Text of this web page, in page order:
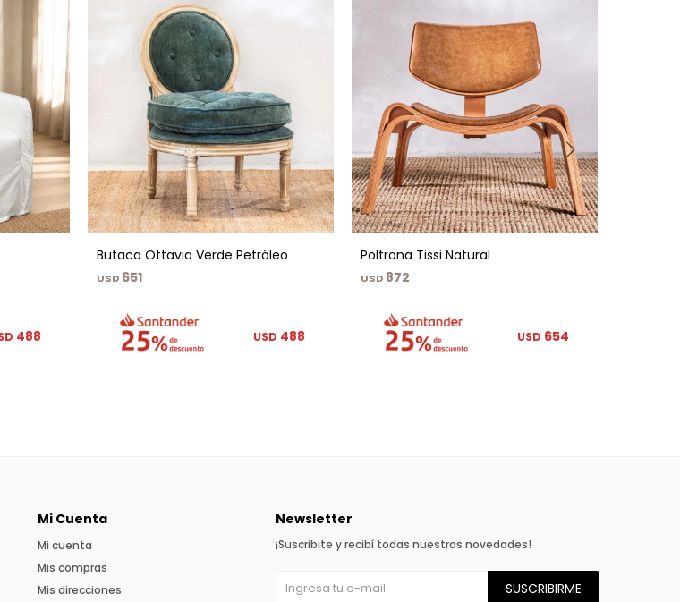
488
Butaca Ottavia Verde Petróleo
USD 651
USD 488
Poltrona Tissi Natural
USD 872
USD 654
Mi Cuenta
Mi cuenta
Mis compras
Mis direcciones
Newsletter
¡Suscribite y recibí todas nuestras novedades!
SUSCRIBIRME